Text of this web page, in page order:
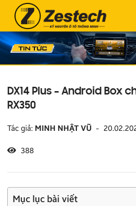
DX14 Plus – Android Box
RX350
Tác giả: MINH NHẬT VŨ -
388
Mục lục bài viết